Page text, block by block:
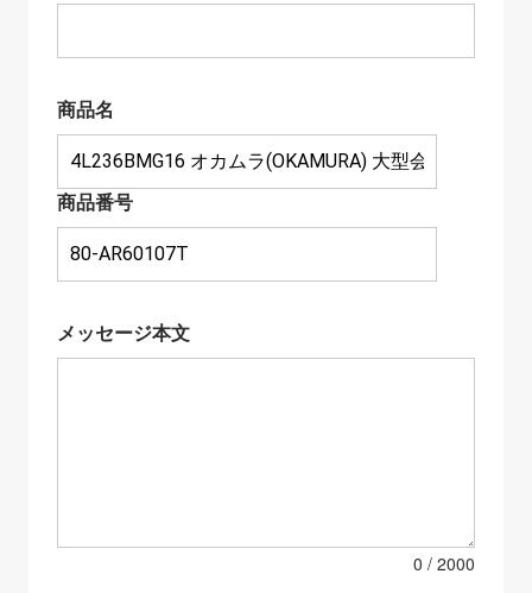
商品名
商品番号
メッセージ本文
0